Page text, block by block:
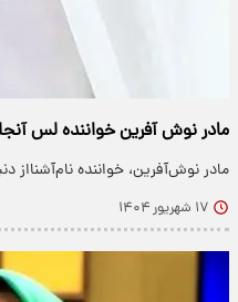
مادر نوش آفرین خواننده لس
مادر نوش‌آفرین، خواننده نام‌آشنااز
۱۷ شهریور ۱۴۰۴